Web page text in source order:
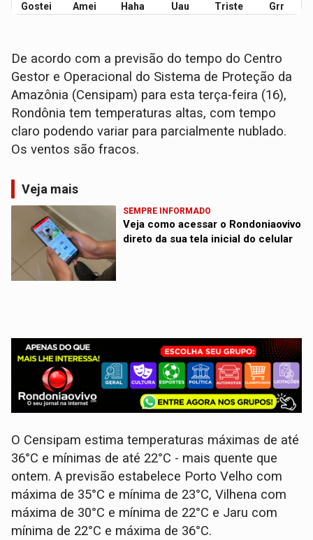
Gostei Amei Haha Uau Triste Grr
De acordo com a previsão do tempo do Centro
Gestor e Operacional do Sistema de Proteção da
Amazônia (Censipam) para esta terça-feira (16),
Rondônia tem temperaturas altas, com tempo
claro podendo variar para parcialmente nublado.
Os ventos são fracos.
Veja mais
SEMPRE INFORMADO
Veja como acessar o Rondoniaovivo
direto da sua tela inicial do celular
O Censipam estima temperaturas máximas de até
36°C e mínimas de até 22°C - mais quente que
ontem. A previsão estabelece Porto Velho com
máxima de 35°C e mínima de 23°C, Vilhena com
máxima de 30°C e mínima de 22°C e Jaru com
mínima de 22°C e máxima de 36°C.